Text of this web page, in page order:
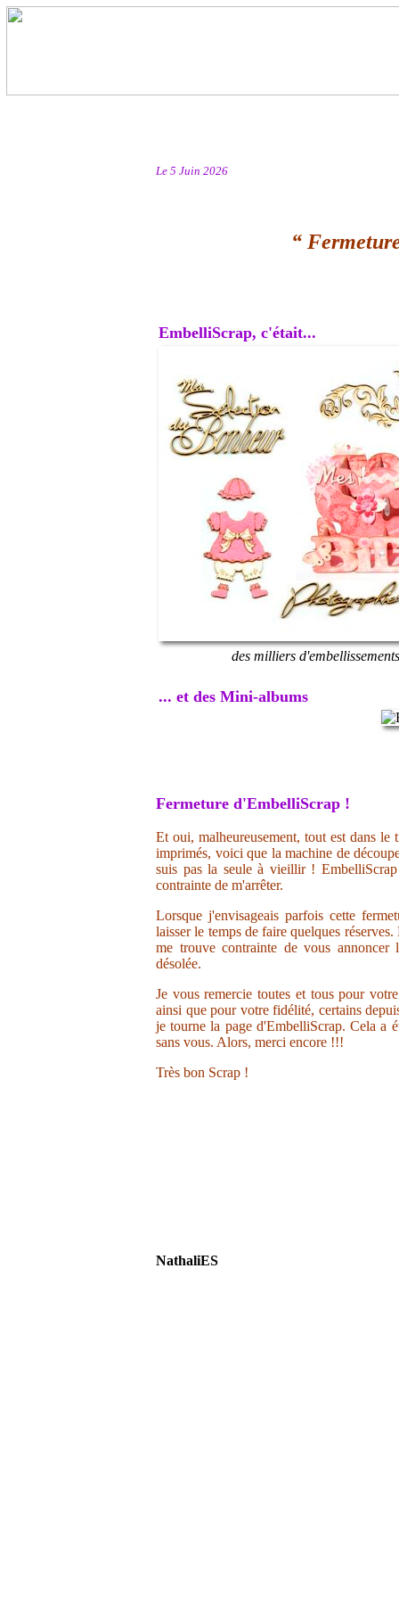
Le 5 Juin 2026
“
EmbelliScrap, c'était...
des milliers
... et des Mini-albums
Fermeture d'EmbelliScrap !
Et oui, malheureusement, tout est dans
imprimés, voici que la machine de
suis pas la seule à vieillir !
contrainte de m'arrêter.
Lorsque j'envisageais parfois cette
laisser le temps de faire quelques
me trouve contrainte de vous annoncer
désolée.
Je vous remercie toutes et tous pour
ainsi que pour votre fidélité, certains
je tourne la page d'EmbelliScrap. Cela a
sans vous. Alors, merci encore !!!
Très bon Scrap !
NathaliES